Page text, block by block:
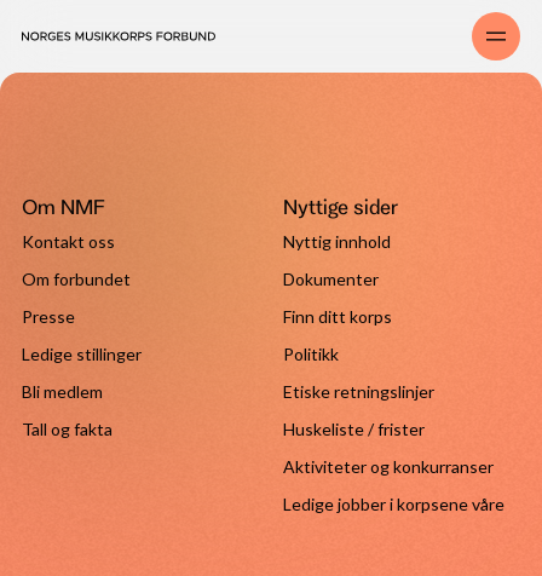
Om NMF
Kontakt oss
Om forbundet
Presse
Ledige stillinger
Bli medlem
Tall og fakta
Nyttige sider
Nyttig innhold
Dokumenter
Finn ditt korps
Politikk
Etiske retningslinjer
Huskeliste / frister
Aktiviteter og konkurranser
Ledige jobber i korpsene våre